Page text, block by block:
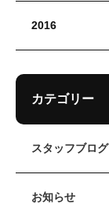
2016
カテゴリー
スタッフブログ
お知らせ